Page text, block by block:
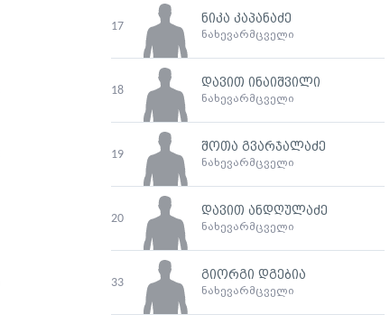
17
ნიკა კაპანაძე
ნახევარმცველი
18
დავით ინაიშვილი
ნახევარმცველი
19
შოთა გვარჯალაძე
ნახევარმცველი
20
დავით ანდღულაძე
ნახევარმცველი
33
გიორგი დგებია
ნახევარმცველი